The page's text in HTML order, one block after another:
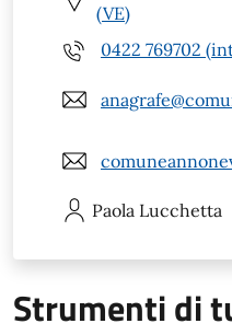
(VE)
0422 769702
Paola Lucchetta
Strumenti di